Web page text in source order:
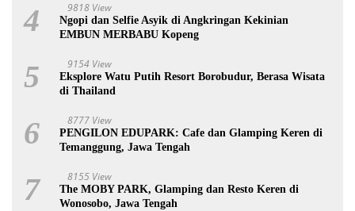
4 9818 View
Ngopi dan Selfie Asyik di Angkringan Kekinian
EMBUN MERBABU Kopeng
5 9154 View
Eksplore Watu Putih Resort Borobudur, Berasa Wisata
di Thailand
6 8777 View
PENGILON EDUPARK: Cafe dan Glamping Keren di
Temanggung, Jawa Tengah
7 8155 View
The MOBY PARK, Glamping dan Resto Keren di
Wonosobo, Jawa Tengah